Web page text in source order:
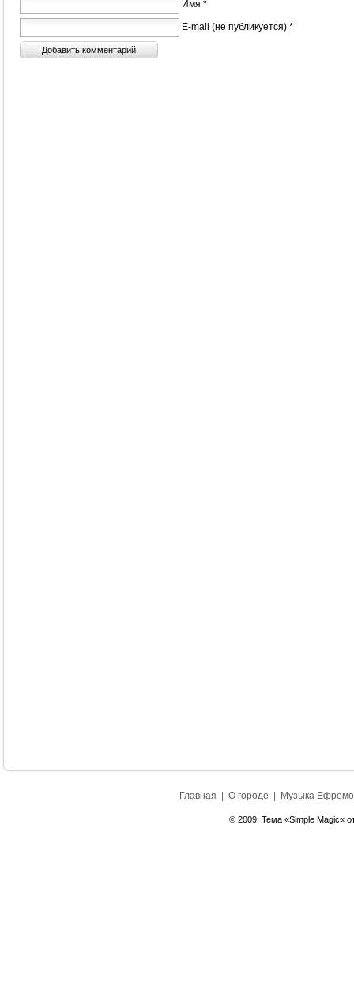
Имя *
E-mail (не публикуется) *
Главная О городе Музыка
© 2009. Тема «Simple Magic«